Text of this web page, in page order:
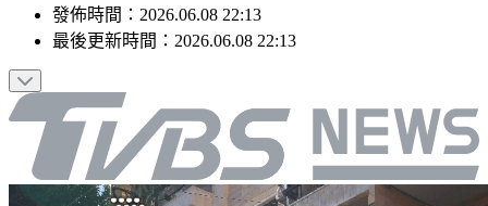
發佈時間： 2026.06.08 22:13
最後更新時間： 2026.06.08 22:13